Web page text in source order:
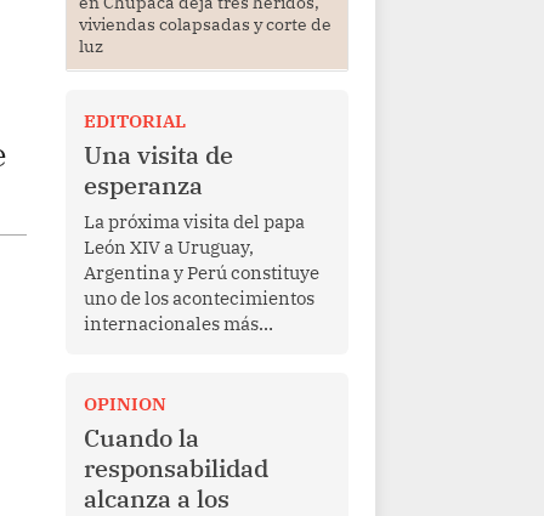
viviendas colapsadas y corte de
luz
EDITORIAL
Una visita de
esperanza
La próxima visita del papa
León XIV a Uruguay,
Argentina y Perú constituye
uno de los acontecimientos
internacionales más
Más allá de su dimensión
religiosa, esta gira
representa una oportunidad
para reafirmar el valor del
diálogo, fortalecer los
OPINION
Cuando la
responsabilidad
alcanza a los